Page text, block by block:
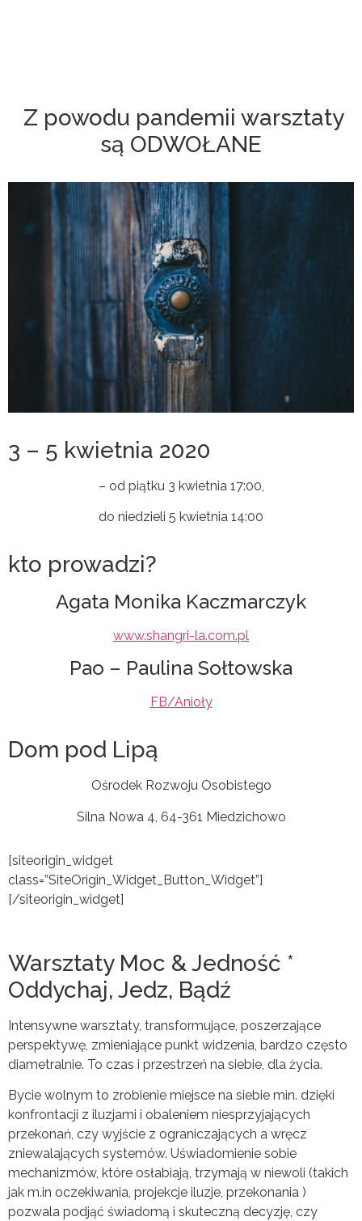
Z powodu pandemii warsztaty
są ODWOŁANE
3 – 5 kwietnia 2020
– od piątku 3 kwietnia 17:00,
do niedzieli 5 kwietnia 14:00
kto prowadzi?
Agata Monika Kaczmarczyk
www.shangri-la.com.pl
Pao – Paulina Sołtowska
FB/Anioły
Dom pod Lipą
Ośrodek Rozwoju Osobistego
Silna Nowa 4, 64-361 Miedzichowo
[siteorigin_widget
class=”SiteOrigin_Widget_Button_Widget”]
[/siteorigin_widget]
Warsztaty Moc & Jedność *
Oddychaj, Jedz, Bądź
Intensywne warsztaty, transformujące, poszerzające
perspektywę, zmieniające punkt widzenia, bardzo często
diametralnie. To czas i przestrzeń na siebie, dla życia.
Bycie wolnym to zrobienie miejsce na siebie min. dzięki
konfrontacji z iluzjami i obaleniem niesprzyjających
przekonań, czy wyjście z ograniczających a wręcz
zniewalających systemów. Uświadomienie sobie
mechanizmów, które osłabiają, trzymają w niewoli (takich
jak m.in oczekiwania, projekcje iluzje, przekonania )
pozwala podjąć świadomą i skuteczną decyzję, czy